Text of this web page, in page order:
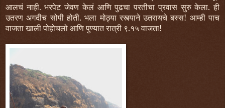
आलचं नाही. भरपेट जेवण केलं आणि पुढचा परतीचा प्रवास सुरु केला. ही
उतरण अगदीच सोपी होती. भला मोठ्या रस्त्याने उतरायचे बस्स! आम्ही पाच
वाजता खाली पोहोचलो आणि पुण्यात रात्री ९.१५ वाजता!